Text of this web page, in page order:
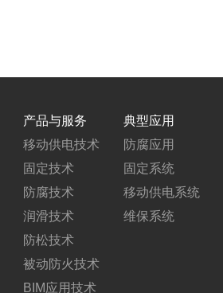
产品与服务
移动供电技术
固定技术
防腐技术
润滑技术
防松技术
被动防火技术
BIM应用技术
典型应用
防腐应用
固定系统
移动供电系统
维保系统